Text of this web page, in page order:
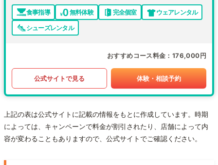
食事指導 無料体験 完全個室
ウェアレンタル
シューズレンタル
おすすめコース料金 176,000円
公式サイトで見る 体験・相談予約
上記の表は公式サイトに記載の情報をもとに作成しています。時期
によっては、キャンペーンで料金が割引されたり、店舗によって内
容が変わることもありますので、公式サイトでご確認ください。